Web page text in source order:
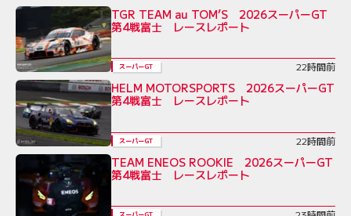
TGR TEAM au TOM’S 2026スーパーGT
第4戦富士 レースレポート
スーパーGT 22時間前
HELM MOTORSPORTS 2026スーパーGT
第4戦富士 レースレポート
スーパーGT 22時間前
TEAM ENEOS ROOKIE 2026スーパーGT
第4戦富士 レースレポート